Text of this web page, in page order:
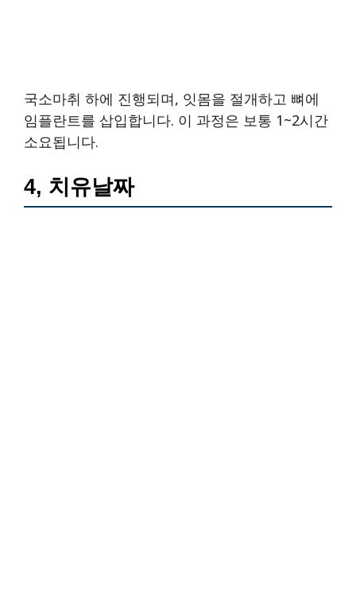
국소마취 하에 진행되며, 잇몸을 절개하고 뼈에
임플란트를 삽입합니다. 이 과정은 보통 1~2시간
소요됩니다.
4, 치유날짜